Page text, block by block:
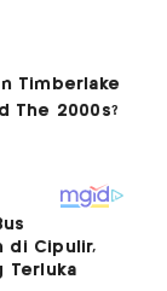
di Cipulir,
Terluka